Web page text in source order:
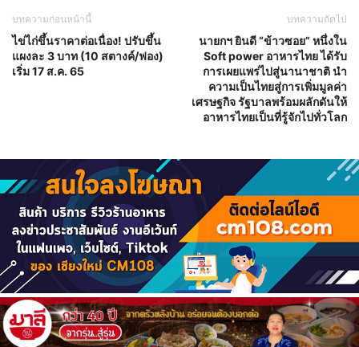
บทความก่อนหน้านี้
ไข่ไก่ขึ้นราคาต่อเนื่อง! ปรับขึ้น
แผงละ 3 บาท (10 สตางค์/ฟอง)
เริ่ม 17 ส.ค. 65
บทความถัดไป
นายกฯ ยินดี “ข้าวซอย” หนึ่งใน
Soft power อาหารไทย ได้รับ
การเผยแพร่ไปสู่นานาชาติ นำ
ความเป็นไทยสู่การเพิ่มมูลค่า
เศรษฐกิจ รัฐบาลพร้อมผลักดันให้
อาหารไทยเป็นที่รู้จักไปทั่วโลก